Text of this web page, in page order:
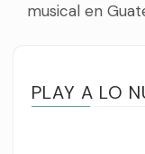
musical en
PLAY A LO